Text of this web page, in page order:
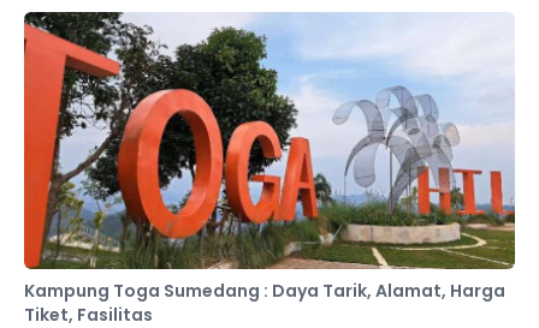
Kampung Toga Sumedang : Daya Tarik, Alamat, Harga
Tiket, Fasilitas